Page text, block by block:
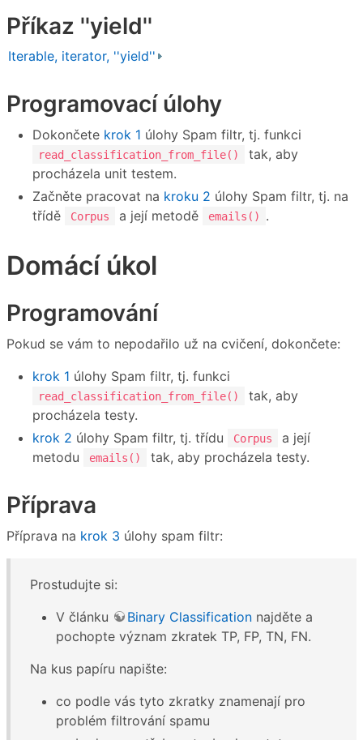
Příkaz ''yield''
Iterable, iterator, ''yield''
Programovací úlohy
Dokončete krok 1 úlohy Spam filtr, tj. funkci
read_classification_from_file()
tak, aby
procházela unit testem.
Začněte pracovat na kroku 2 úlohy Spam filtr, tj. na
třídě
Corpus a její metodě emails() .
Domácí úkol
Programování
Pokud se vám to nepodařilo už na cvičení, dokončete:
krok 1 úlohy Spam filtr, tj. funkci
read_classification_from_file()
tak, aby
procházela testy.
krok 2 úlohy Spam filtr, tj. třídu Corpus
a její
metodu
emails() tak, aby procházela testy.
Příprava
Příprava na krok 3 úlohy spam filtr:
Prostudujte si:
V článku
Binary Classification najděte a
pochopte význam zkratek TP, FP, TN, FN.
Na kus papíru napište:
co podle vás tyto zkratky znamenají pro
problém filtrování spamu